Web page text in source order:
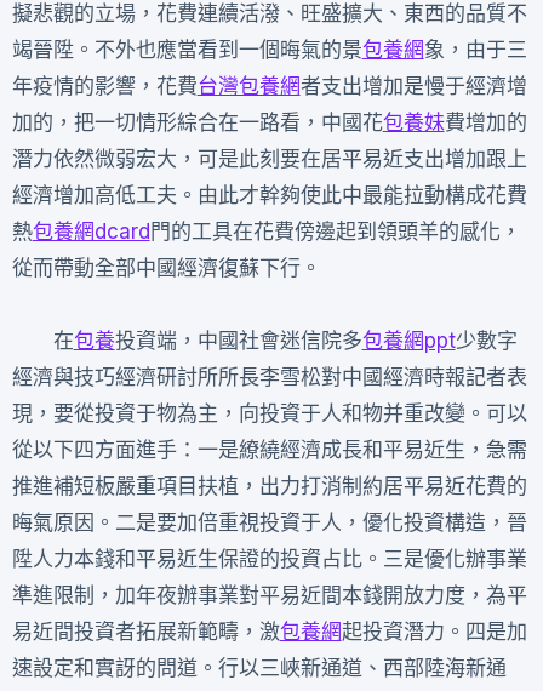
擬悲觀的立場，花費連續活潑、旺盛擴大、東西的品質不
竭晉陞。不外也應當看到一個晦氣的景包養網象，由于三
年疫情的影響，花費台灣包養網者支出增加是慢于經濟增
加的，把一切情形綜合在一路看，中國花包養妹費增加的
潛力依然微弱宏大，可是此刻要在居平易近支出增加跟上
經濟增加高低工夫。由此才幹夠使此中最能拉動構成花費
熱包養網dcard 門的工具在花費傍邊起到領頭羊的感化，
從而帶動全部中國經濟復蘇下行。
在包養投資端，中國社會迷信院多包養網ppt少數字
經濟與技巧經濟研討所所長李雪松對中國經濟時報記者表
現，要從投資于物為主，向投資于人和物并重改變。可以
從以下四方面進手：一是繚繞經濟成長和平易近生，急需
推進補短板嚴重項目扶植，出力打消制約居平易近花費的
晦氣原因。二是要加倍重視投資于人，優化投資構造，晉
陞人力本錢和平易近生保證的投資占比。三是優化辦事業
準進限制，加年夜辦事業對平易近間本錢開放力度，為平
易近間投資者拓展新範疇，激包養網起投資潛力。四是加
速設定和實訝的問道。行以三峽新通道、西部陸海新通